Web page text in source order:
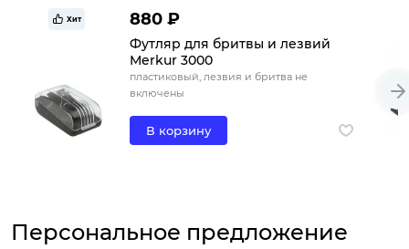
Хит 880 ₽
Футляр для бритвы и лезвий
Merkur 3000
пластиковый, лезвия и бритва не
включены
В корзину
Персональное предложение